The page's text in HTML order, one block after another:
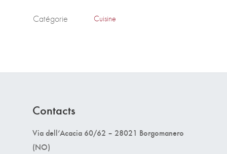
Catégorie Cuisine
Contacts
Via dell’Acacia 60/62 – 28021 Borgomanero
(NO)